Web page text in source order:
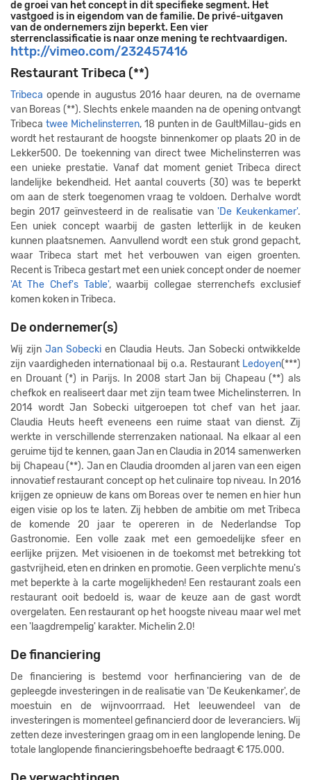
de groei van het concept in dit specifieke segment. Het
vastgoed is in eigendom van de familie. De privé-uitgaven
van de ondernemers zijn beperkt. Een vier
sterrenclassificatie is naar onze mening te rechtvaardigen.
http://vimeo.com/232457416
Restaurant Tribeca (**)
Tribeca opende in augustus 2016 haar deuren, na de overname
van Boreas (**). Slechts enkele maanden na de opening ontvangt
Tribeca twee Michelinsterren, 18 punten in de GaultMillau-gids en
wordt het restaurant de hoogste binnenkomer op plaats 20 in de
Lekker500. De toekenning van direct twee Michelinsterren was
een unieke prestatie. Vanaf dat moment geniet Tribeca direct
landelijke bekendheid. Het aantal couverts (30) was te beperkt
om aan de sterk toegenomen vraag te voldoen. Derhalve wordt
begin 2017 geïnvesteerd in de realisatie van'De Keukenkamer'.
Een uniek concept waarbij de gasten letterlijk in de keuken
kunnen plaatsnemen. Aanvullend wordt een stuk grond gepacht,
waar Tribeca start met het verbouwen van eigen groenten.
Recent is Tribeca gestart met een uniek concept onder de noemer
'At The Chef's Table', waarbij collegae sterrenchefs exclusief
komen koken in Tribeca.
De ondernemer(s)
Wij zijn Jan Sobecki en Claudia Heuts. Jan Sobecki ontwikkelde
zijn vaardigheden internationaal bij o.a. Restaurant Ledoyen(***)
en Drouant (*) in Parijs. In 2008 start Jan bij Chapeau (**) als
chefkok en realiseert daar met zijn team twee Michelinsterren. In
2014 wordt Jan Sobecki uitgeroepen tot chef van het jaar.
Claudia Heuts heeft eveneens een ruime staat van dienst. Zij
werkte in verschillende sterrenzaken nationaal. Na elkaar al een
geruime tijd te kennen, gaan Jan en Claudia in 2014 samenwerken
bij Chapeau (**). Jan en Claudia droomden al jaren van een eigen
innovatief restaurant concept op het culinaire top niveau. In 2016
krijgen ze opnieuw de kans om Boreas over te nemen en hier hun
eigen visie op los te laten. Zij hebben de ambitie om met Tribeca
de komende 20 jaar te opereren in de Nederlandse Top
Gastronomie. Een volle zaak met een gemoedelijke sfeer en
eerlijke prijzen. Met visioenen in de toekomst met betrekking tot
gastvrijheid, eten en drinken en promotie. Geen verplichte menu's
met beperkte à la carte mogelijkheden! Een restaurant zoals een
restaurant ooit bedoeld is, waar de keuze aan de gast wordt
overgelaten. Een restaurant op het hoogste niveau maar wel met
een 'laagdrempelig' karakter. Michelin 2.0!
De financiering
De financiering is bestemd voor herfinanciering van de de
gepleegde investeringen in de realisatie van 'De Keukenkamer', de
moestuin en de wijnvoorrraad. Het leeuwendeel van de
investeringen is momenteel gefinancierd door de leveranciers. Wij
zetten deze investeringen graag om in een langlopende lening. De
totale langlopende financieringsbehoefte bedraagt € 175.000.